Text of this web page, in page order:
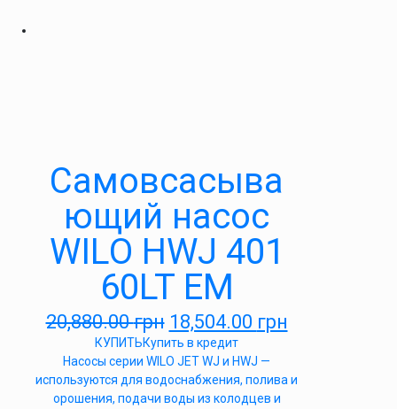
Самовсасыва
ющий насос
WILO HWJ 401
60LT EM
20,880.00грн 18,504.00 грн
КУПИТЬКупить в кредит
Насосы серии WILO JET WJ и HWJ —
используются для водоснабжения, полива и
орошения, подачи воды из колодцев и